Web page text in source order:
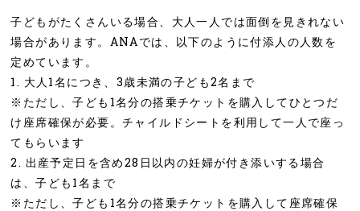
子どもがたくさんいる場合、大人一人では面倒を見きれない
場合があります。ANAでは、以下のように付添人の人数を
定めています。
1. 大人1名につき、3歳未満の子ども2名まで
※ただし、子ども1名分の搭乗チケットを購入してひとつだ
け座席確保が必要。チャイルドシートを利用して一人で座っ
てもらいます
2. 出産予定日を含め28日以内の妊婦が付き添いする場合
は、子ども1名まで
※ただし、子ども1名分の搭乗チケットを購入して座席確保